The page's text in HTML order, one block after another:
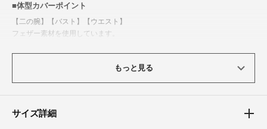
体型カバーポイント
【二の腕】【バスト】【ウエスト】
フェザー素材を使用しています。
もっと見る
サイズ詳細